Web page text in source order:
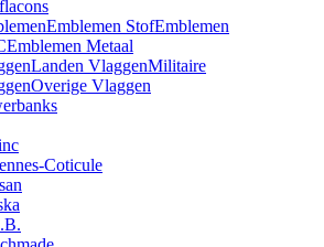
Emblemen StofEmblemen
Emblemen Metaal
Landen VlaggenMilitaire
Overige Vlaggen
Coticule